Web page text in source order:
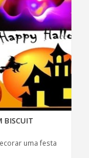
BISCUIT
uma festa